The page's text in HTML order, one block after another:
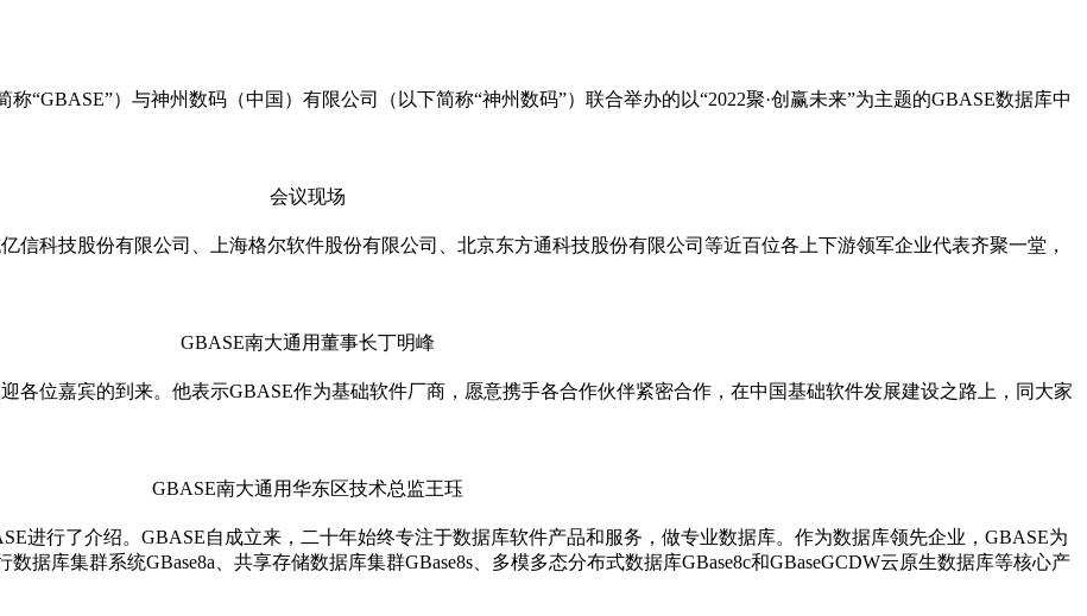
“GBASE”）与神州数码（中国）有限公司（以下简称“神州数码”）联合举办的以“2022聚·创赢未来”为主题的GBASE数据库中
会议现场
信科技股份有限公司、上海格尔软件股份有限公司、北京东方通科技股份有限公司等近百位各上下游领军企业代表齐聚一堂，
GBASE南大通用董事长丁明峰
各位嘉宾的到来。他表示GBASE作为基础软件厂商，愿意携手各合作伙伴紧密合作，在中国基础软件发展建设之路上，同大家
GBASE南大通用华东区技术总监王珏
进行了介绍。GBASE自成立来，二十年始终专注于数据库软件产品和服务，做专业数据库。作为数据库领先企业，GBASE为
据库集群系统GBase8a、共享存储数据库集群GBase8s、多模多态分布式数据库GBase8c和GBaseGCDW云原生数据库等核心产